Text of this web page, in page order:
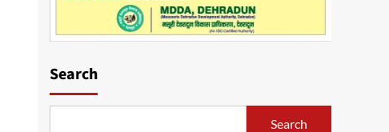
Search
Search